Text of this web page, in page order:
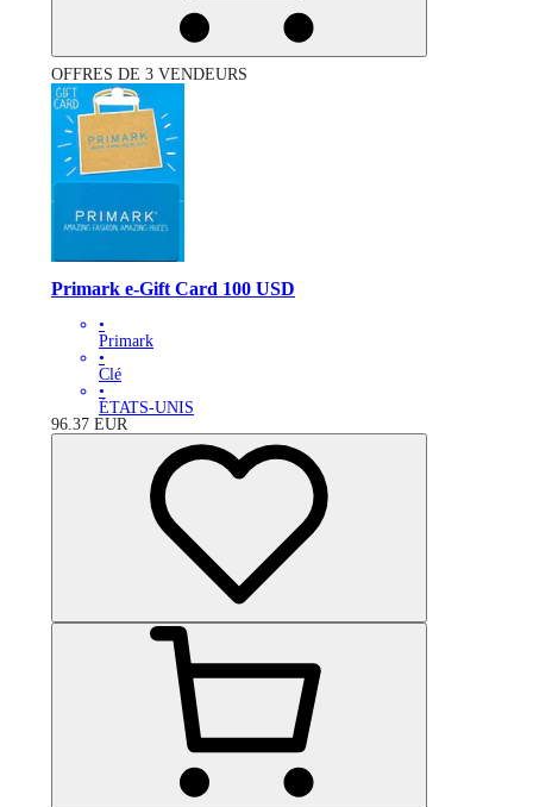
OFFRES DE 3 VENDEURS
Primark e-Gift Card 100 USD
•
Primark
•
Clé
•
ÉTATS-UNIS
96.37 EUR